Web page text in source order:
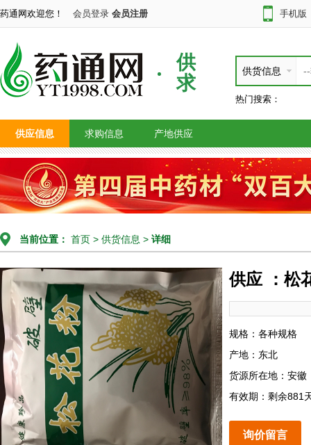
药通网欢迎您！ 会员登录 会员注册 手机版
供
求
供货信息
热门搜索：
供应信息 求购信息 产地供应
当前位置： 首页 > 供货信息 > 详细
供应 ：松
规格：各种规格
产地：东北
货源所在地：安徽
有效期：剩余881
询价留言